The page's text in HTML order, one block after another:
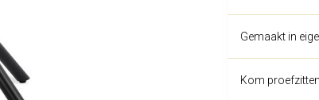
Gemaakt in
Kom